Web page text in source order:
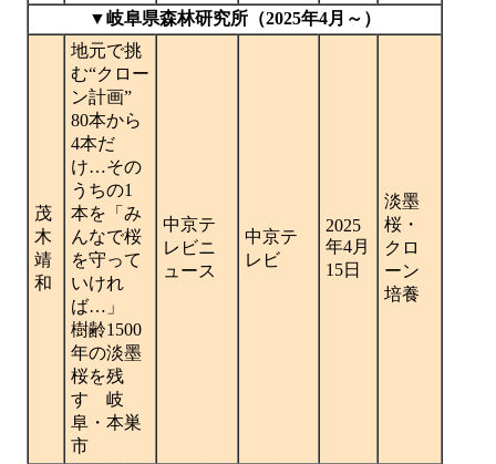
▼岐阜県森林研究所（2025年4月～）
茂
木
靖
和
地元で挑
む“クロー
ン計画”
80本から
4本だ
け…その
うちの1
本を「み
んなで桜
を守って
いけれ
ば…」
樹齢1500
年の淡墨
桜を残
す 岐
阜・本巣
市
中京テ
レビニ
ュース
中京テ
レビ
2025
年4月
15日
淡墨
桜・
クロ
ーン
培養